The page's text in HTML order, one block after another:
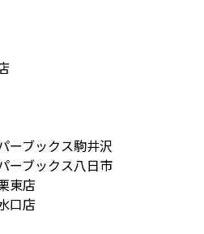
ブックス駒井沢
ブックス八日市
東店
口店